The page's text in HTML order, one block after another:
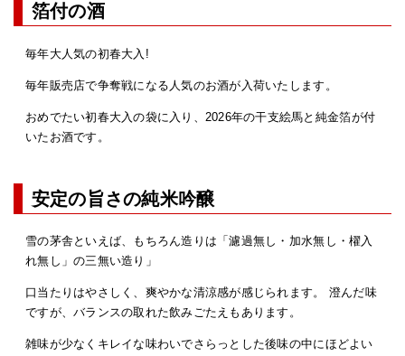
箔付の酒
毎年大人気の初春大入!
毎年販売店で争奪戦になる人気のお酒が入荷いたします。
おめでたい初春大入の袋に入り、2026年の干支絵馬と純金箔が付
いたお酒です。
安定の旨さの純米吟醸
雪の茅舎といえば、もちろん造りは「濾過無し・加水無し・櫂入
れ無し」の三無い造り」
口当たりはやさしく、爽やかな清涼感が感じられます。 澄んだ味
ですが、バランスの取れた飲みごたえもあります。
雑味が少なくキレイな味わいでさらっとした後味の中にほどよい